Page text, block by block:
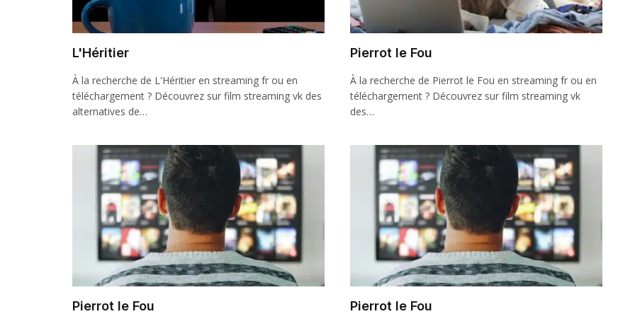
L'Héritier
À la recherche de L'Héritier en streaming fr ou en
téléchargement ? Découvrez sur film streaming vk des
alternatives de…
Pierrot le Fou
À la recherche de Pierrot le Fou en streaming fr ou en
téléchargement ? Découvrez sur film streaming vk
des…
Pierrot le Fou Pierrot le Fou